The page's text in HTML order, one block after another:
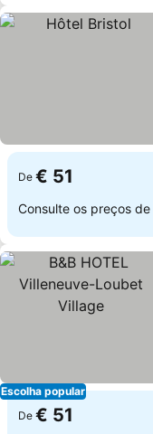
De € 51
Consulte os preços de
Escolha popular
De € 51